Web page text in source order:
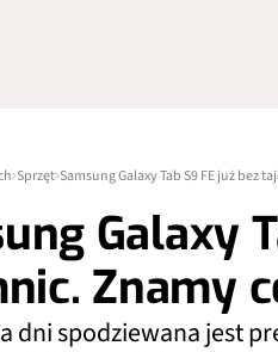
Sprzęt Samsung Galaxy Tab S9 FE już bez
Galaxy
Znamy
dni spodziewana jest